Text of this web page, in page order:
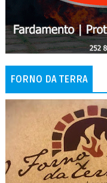
FORNO DA TERRA